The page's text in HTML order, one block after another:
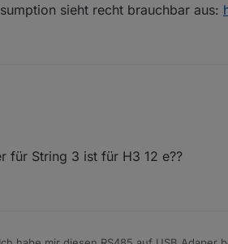
sieht recht brauchbar aus:
für String 3 ist für H3 12 e??